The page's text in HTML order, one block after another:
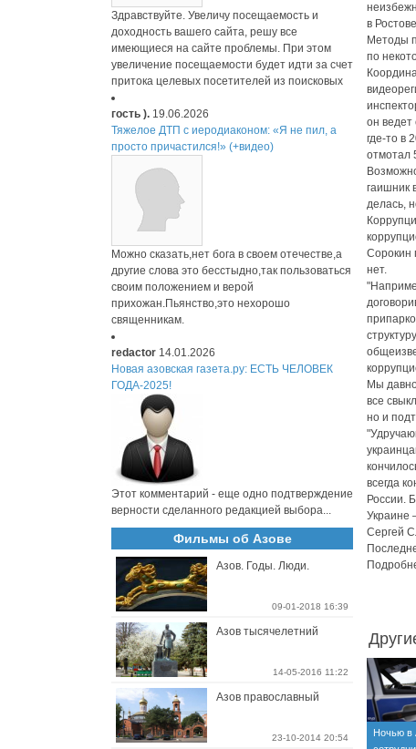
в
Методы
по
он ведет
где-то в
отмотал
гаишник
делась,
Сорокин
нет.
Мы
все
но и
всегда
России.
Украине
Сергей
Ночью в
Здравствуйте. Увеличу посещаемость и
доходность вашего сайта, решу все
имеющиеся на сайте проблемы. При этом
увеличение посещаемости будет идти за счет
притока целевых посетителей из поисковых
гость ). 19.06.2026
Тяжелое ДТП с иеродиаконом: «Я не пил, а
просто причастился!» (+видео)
Можно сказать,нет бога в своем отечестве,а
другие слова это бесстыдно,так пользоваться
своим положением и верой
прихожан.Пьянство,это нехорошо
священникам.
redactor 14.01.2026
Новая азовская газета.ру: ЕСТЬ ЧЕЛОВЕК
ГОДА-2025!
Этот комментарий - еще одно подтверждение
верности сделанного редакцией выбора...
Фильмы об Азове
Азов. Годы. Люди.
09-01-2018 16:39
Азов тысячелетний
14-05-2016 11:22
Азов православный
23-10-2014 20:54